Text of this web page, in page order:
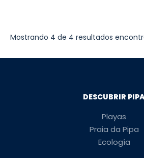
Mostrando 4 de 4 resultados
DESCUBRIR
Playas
Praia da Pipa
Ecología